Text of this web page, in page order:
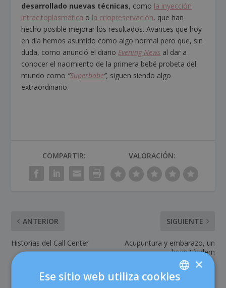
desarrollado nuevas técnicas, como la inyección
intracitoplasmática o la criopreservación, que han
hecho posible mejorar los resultados. Avances que hoy
en día hemos asumido como algo normal pero que, sin
duda, como anunció el diario Evening News al dar a
conocer el nacimiento de la primera bebé probeta del
mundo como “Superbabe”, siguen siendo algo
extraordinario.
COMPARTIR: VALORACIÓN:
ANTERIOR
Historias del Call Center
SIGUIENTE
Acupuntura y embarazo, un
buen tándem
×
Ese sitio web utiliza cookies